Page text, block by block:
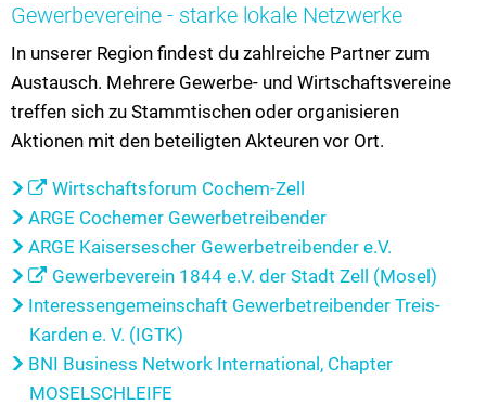
Gewerbevereine - starke lokale Netzwerke
In unserer Region findest du zahlreiche Partner zum
Austausch. Mehrere Gewerbe- und Wirtschaftsvereine
treffen sich zu Stammtischen oder organisieren
Aktionen mit den beteiligten Akteuren vor Ort.
Wirtschaftsforum Cochem-Zell
ARGE Cochemer Gewerbetreibender
ARGE Kaisersescher Gewerbetreibender e.V.
Gewerbeverein 1844 e.V. der Stadt Zell (Mosel)
Interessengemeinschaft Gewerbetreibender Treis-
Karden e. V. (IGTK)
BNI Business Network International, Chapter
MOSELSCHLEIFE